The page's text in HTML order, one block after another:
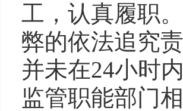
工，认真履职
弊的依法追究
并未在24小时
监管职能部门